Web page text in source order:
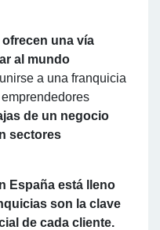
una vía
al mundo
a una franquicia
de un negocio
sectores
España está lleno
son la clave
de cada cliente.